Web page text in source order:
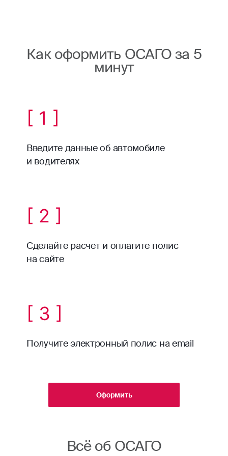
Как оформить ОСАГО за 5
минут
[ 1 ]
Введите данные об автомобиле
и водителях
[ 2 ]
Сделайте расчет и оплатите полис
на сайте
[ 3 ]
Получите электронный полис на email
Оформить
Всё об ОСАГО